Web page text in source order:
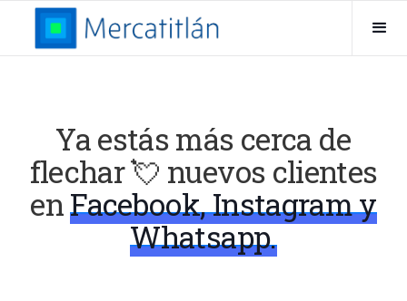
Ya estás más cerca de
flechar 💘 nuevos clientes
enFacebook, Instagram y
Whatsapp.